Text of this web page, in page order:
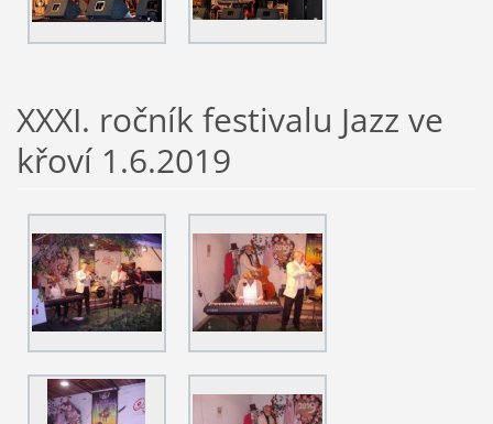
XXXI. ročník festivalu Jazz ve
křoví 1.6.2019